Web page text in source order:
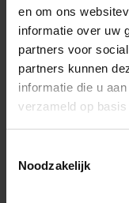
en om ons
informatie over uw
partners voor
partners kunnen
informatie die u
verzameld op
Noodzakelijk